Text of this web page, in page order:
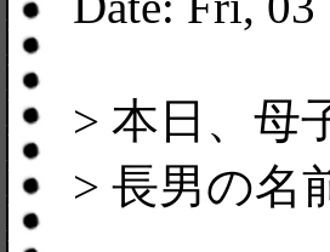
> 本日、母
> 長男の名